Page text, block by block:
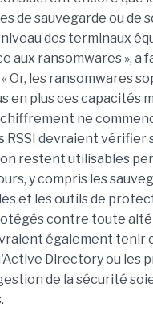
de sauvegarde ou de
des terminaux
aux ransomwares », a
Or, les ransomwares
en plus ces capacités
ne
RSSI devraient vérifier
restent utilisables
y compris les
et les outils de
contre toute
également tenir
Directory ou les
de la sécurité